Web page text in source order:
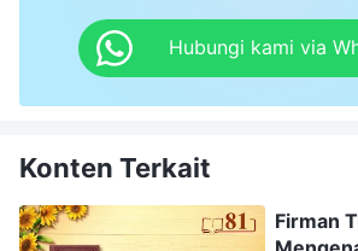
Hubungi kami via
Konten Terkait
Firman